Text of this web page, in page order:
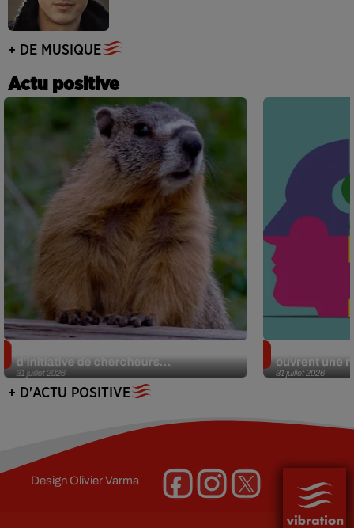
+ DE MUSIQUE
Actu positive
31 juillet 2026
d’initiative de chercheurs...
31 juillet 2026
ouvrent une
+ D'ACTU POSITIVE
DesignOlivier Varma